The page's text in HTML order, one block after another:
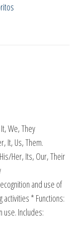
We, They
It, Us, Them.
Her, Its, Our, Their
and use of
activities * Functions:
use. Includes: